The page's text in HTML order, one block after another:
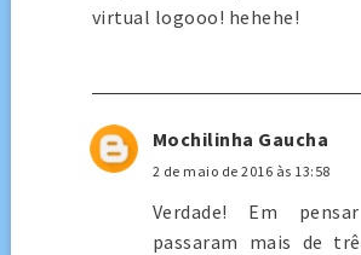
virtual logooo! hehehe!
Mochilinha Gaucha
2 de maio de 2016 às 13:58
Verdade! Em
passaram mais de